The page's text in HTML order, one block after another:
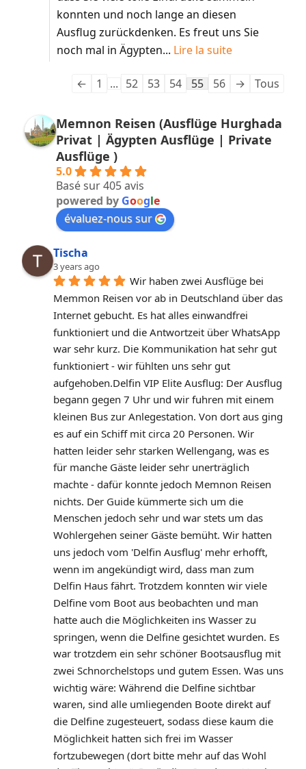
konnten und noch lange an diesen
Ausflug zurückdenken. Es freut uns Sie
noch mal in Ägypten... Lire la suite
← 1 ... 52 53 54 55 56 → Tous
Memnon Reisen (Ausflüge Hurghada
Privat | Ägypten Ausflüge | Private
Ausflüge )
5.0
Basé sur 405 avis
powered by Google
évaluez-nous sur
Tischa
3 years ago
Wir haben zwei Ausflüge bei
Memmon Reisen vor ab in Deutschland über das
Internet gebucht. Es hat alles einwandfrei
funktioniert und die Antwortzeit über WhatsApp
war sehr kurz. Die Kommunikation hat sehr gut
funktioniert - wir fühlten uns sehr gut
aufgehoben.Delfin VIP Elite Ausflug: Der Ausflug
begann gegen 7 Uhr und wir fuhren mit einem
kleinen Bus zur Anlegestation. Von dort aus ging
es auf ein Schiff mit circa 20 Personen. Wir
hatten leider sehr starken Wellengang, was es
für manche Gäste leider sehr unerträglich
machte - dafür konnte jedoch Memnon Reisen
nichts. Der Guide kümmerte sich um die
Menschen jedoch sehr und war stets um das
Wohlergehen seiner Gäste bemüht. Wir hatten
uns jedoch vom 'Delfin Ausflug' mehr erhofft,
wenn im angekündigt wird, dass man zum
Delfin Haus fährt. Trotzdem konnten wir viele
Delfine vom Boot aus beobachten und man
hatte auch die Möglichkeiten ins Wasser zu
springen, wenn die Delfine gesichtet wurden. Es
war trotzdem ein sehr schöner Bootsausflug mit
zwei Schnorchelstops und gutem Essen. Was uns
wichtig wäre: Während die Delfine sichtbar
waren, sind alle umliegenden Boote direkt auf
die Delfine zugesteuert, sodass diese kaum die
Möglichkeit hatten sich frei im Wasser
fortzubewegen (dort bitte mehr auf das Wohl